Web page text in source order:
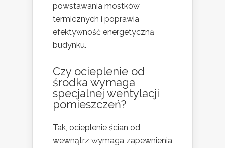
powstawania mostków
termicznych i poprawia
efektywność energetyczną
budynku.
Czy ocieplenie od
środka wymaga
specjalnej wentylacji
pomieszczeń?
Tak, ocieplenie ścian od
wewnątrz wymaga zapewnienia